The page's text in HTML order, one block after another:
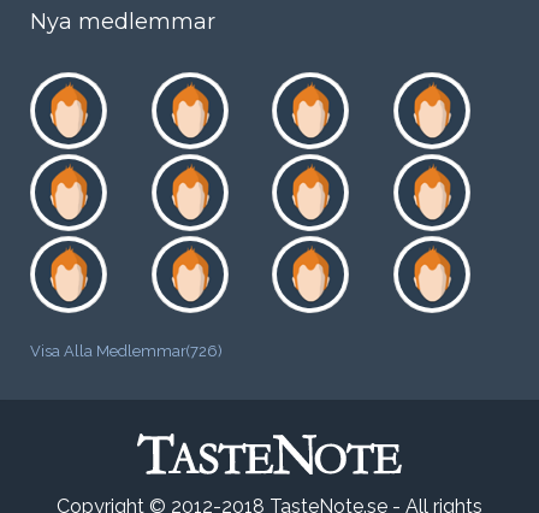
Nya medlemmar
Visa Alla Medlemmar(726)
Copyright © 2012-2018 TasteNote.se - All rights